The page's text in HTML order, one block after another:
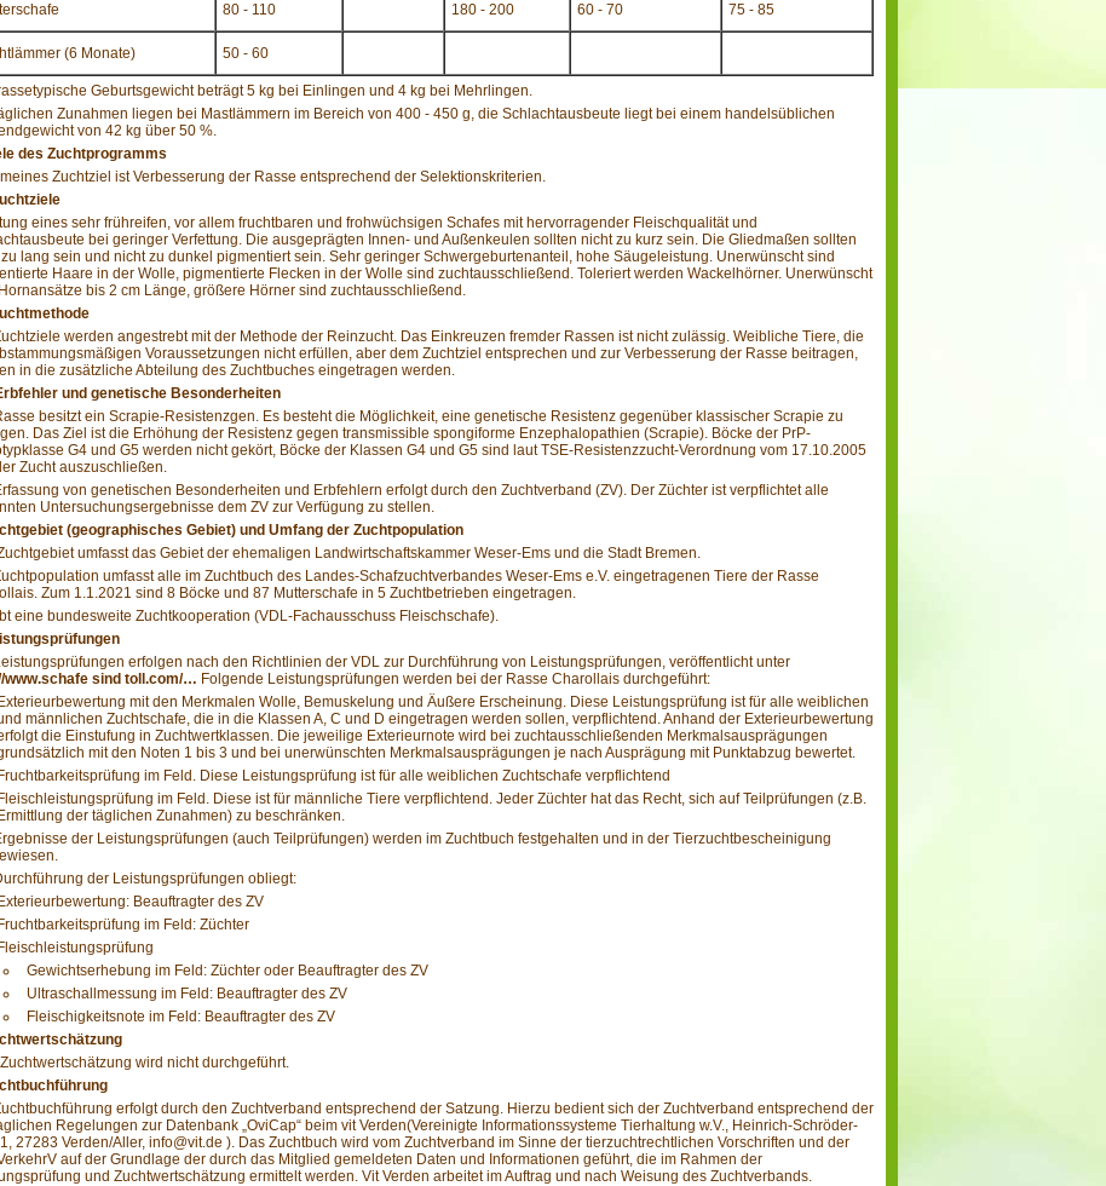
80 - 110 180 - 200 60 - 70 75 - 85
(6 Monate) 50 - 60
Geburtsgewicht beträgt 5 kg bei Einlingen und 4 kg bei Mehrlingen.
Zunahmen liegen bei Mastlämmern im Bereich von 400 - 450 g, die Schlachtausbeute liegt bei einem handelsüblichen
von 42 kg über 50 %.
des Zuchtprogramms
Zuchtziel ist Verbesserung der Rasse entsprechend der Selektionskriterien.
eines sehr frühreifen, vor allem fruchtbaren und frohwüchsigen Schafes mit hervorragender Fleischqualität und
bei geringer Verfettung. Die ausgeprägten Innen- und Außenkeulen sollten nicht zu kurz sein. Die Gliedmaßen sollten
lang sein und nicht zu dunkel pigmentiert sein. Sehr geringer Schwergeburtenanteil, hohe Säugeleistung. Unerwünscht sind
Haare in der Wolle, pigmentierte Flecken in der Wolle sind zuchtausschließend. Toleriert werden Wackelhörner. Unerwünscht
bis 2 cm Länge, größere Hörner sind zuchtausschließend.
werden angestrebt mit der Methode der Reinzucht. Das Einkreuzen fremder Rassen ist nicht zulässig. Weibliche Tiere, die
Voraussetzungen nicht erfüllen, aber dem Zuchtziel entsprechen und zur Verbesserung der Rasse beitragen,
in die zusätzliche Abteilung des Zuchtbuches eingetragen werden.
und genetische Besonderheiten
besitzt ein Scrapie-Resistenzgen. Es besteht die Möglichkeit, eine genetische Resistenz gegenüber klassischer Scrapie zu
Das Ziel ist die Erhöhung der Resistenz gegen transmissible spongiforme Enzephalopathien (Scrapie). Böcke der PrP-
G4 und G5 werden nicht gekört, Böcke der Klassen G4 und G5 sind laut TSE-Resistenzzucht-Verordnung vom 17.10.2005
Zucht auszuschließen.
von genetischen Besonderheiten und Erbfehlern erfolgt durch den Zuchtverband (ZV). Der Züchter ist verpflichtet alle
Untersuchungsergebnisse dem ZV zur Verfügung zu stellen.
(geographisches Gebiet) und Umfang der Zuchtpopulation
umfasst das Gebiet der ehemaligen Landwirtschaftskammer Weser-Ems und die Stadt Bremen.
umfasst alle im Zuchtbuch des Landes-Schafzuchtverbandes Weser-Ems e.V. eingetragenen Tiere der Rasse
Zum 1.1.2021 sind 8 Böcke und 87 Mutterschafe in 5 Zuchtbetrieben eingetragen.
eine bundesweite Zuchtkooperation (VDL-Fachausschuss Fleischschafe).
erfolgen nach den Richtlinien der VDL zur Durchführung von Leistungsprüfungen, veröffentlicht unter
www.schafe sind toll.com/… Folgende Leistungsprüfungen werden bei der Rasse Charollais durchgeführt:
Exterieurbewertung mit den Merkmalen Wolle, Bemuskelung und Äußere Erscheinung. Diese Leistungsprüfung ist für alle weiblichen
männlichen Zuchtschafe, die in die Klassen A, C und D eingetragen werden sollen, verpflichtend. Anhand der Exterieurbewertung
die Einstufung in Zuchtwertklassen. Die jeweilige Exterieurnote wird bei zuchtausschließenden Merkmalsausprägungen
mit den Noten 1 bis 3 und bei unerwünschten Merkmalsausprägungen je nach Ausprägung mit Punktabzug bewertet.
Fruchtbarkeitsprüfung im Feld. Diese Leistungsprüfung ist für alle weiblichen Zuchtschafe verpflichtend
Fleischleistungsprüfung im Feld. Diese ist für männliche Tiere verpflichtend. Jeder Züchter hat das Recht, sich auf Teilprüfungen (z.B.
Ermittlung der täglichen Zunahmen) zu beschränken.
der Leistungsprüfungen (auch Teilprüfungen) werden im Zuchtbuch festgehalten und in der Tierzuchtbescheinigung
der Leistungsprüfungen obliegt:
Exterieurbewertung: Beauftragter des ZV
Fruchtbarkeitsprüfung im Feld: Züchter
Fleischleistungsprüfung
Gewichtserhebung im Feld: Züchter oder Beauftragter des ZV
Ultraschallmessung im Feld: Beauftragter des ZV
Fleischigkeitsnote im Feld: Beauftragter des ZV
wird nicht durchgeführt.
erfolgt durch den Zuchtverband entsprechend der Satzung. Hierzu bedient sich der Zuchtverband entsprechend der
Regelungen zur Datenbank „OviCap“ beim vit Verden(Vereinigte Informationssysteme Tierhaltung w.V., Heinrich-Schröder-
27283 Verden/Aller, info@vit.de ). Das Zuchtbuch wird vom Zuchtverband im Sinne der tierzuchtrechtlichen Vorschriften und der
auf der Grundlage der durch das Mitglied gemeldeten Daten und Informationen geführt, die im Rahmen der
und Zuchtwertschätzung ermittelt werden. Vit Verden arbeitet im Auftrag und nach Weisung des Zuchtverbands.